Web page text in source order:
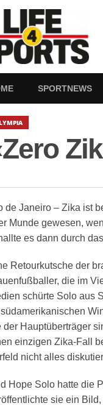
SPORTNEWS
de Janeiro – Zika ist
Munde gewesen,
es dann durch
Retourkutsche der
die im
schürte Solo aus
der Hauptüberträger
einzigen Zika-Fall
nicht alles
Hope Solo hatte die
sie ein